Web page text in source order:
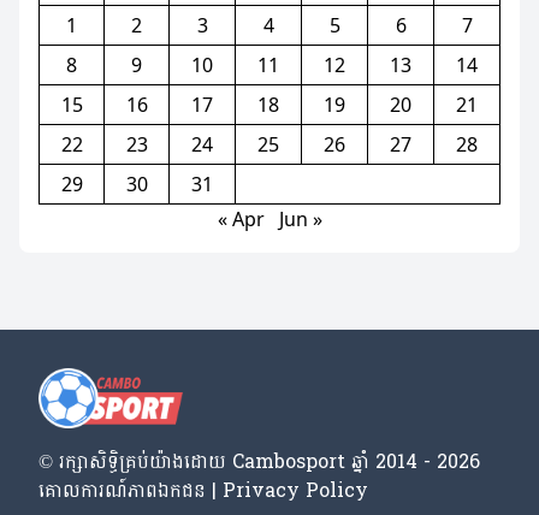
1
2 3 4 5 6
7
8
9 10 11 12 13
14
15
16 17 18 19 20
21
22
23 24 25 26 27
28
29
30
31
« Apr
Jun »
© រក្សា​សិទ្ធិ​គ្រប់​យ៉ាង​ដោយ​ Cambosport ឆ្នាំ 2014 - 2026
គោលការណ៍​ភាព​ឯកជន | Privacy Policy